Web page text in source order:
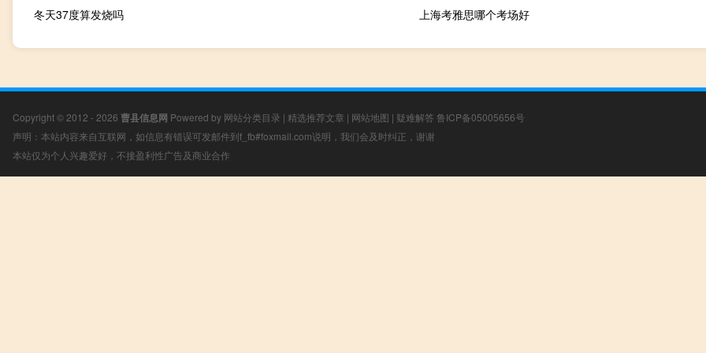
冬天37度算发烧吗 上海考雅思哪个考场好
Copyright © 2012 - 2026 曹县信息网 Powered by 网站分类目录 | 精选推荐文章 | 网站地图 | 疑难解答 鲁ICP备05005656号
声明：本站内容来自互联网，如信息有错误可发邮件到f_fb#foxmail.com说明，我们会及时纠正，谢谢
本站仅为个人兴趣爱好，不接盈利性广告及商业合作